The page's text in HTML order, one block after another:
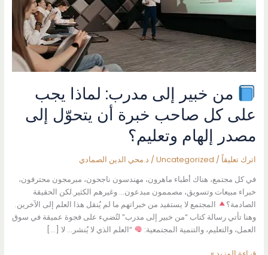
من خبير إلى مدرب: لماذا يجب
على كل صاحب خبرة أن يتحوّل إلى
مصدر إلهام وتعليم؟
اترك تعليقاً /
Uncategorized
/ د.محي الدين الصمادي
في كل مجتمع، هناك أطباء ماهرون، مهندسون ناجحون، مبرمجون محترفون،
خبراء مبيعات وتسويق، مصممون مبدعون… وغيرهم الكثير.لكن الحقيقة
الصادمة؟
المجتمع لا يستفيد من خبراتهم ما لم يُنقل هذا العلم إلى الآخرين.
وهنا تأتي رسالة كتاب “من خبير إلى مدرب” لتُضيء على فجوة عميقة في سوق
العمل، والتعليم، والتنمية المجتمعية:
“العلم الذي لا يُنشر… لا […]